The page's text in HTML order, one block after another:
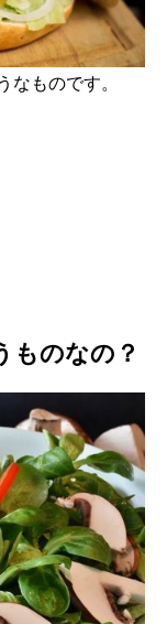
ものです。
ものなの？